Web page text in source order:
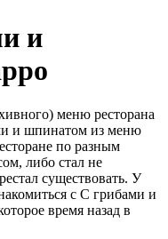
и
меню ресторана
и шпинатом из меню
по разным
либо стал не
существовать. У
с С грибами и
время назад в